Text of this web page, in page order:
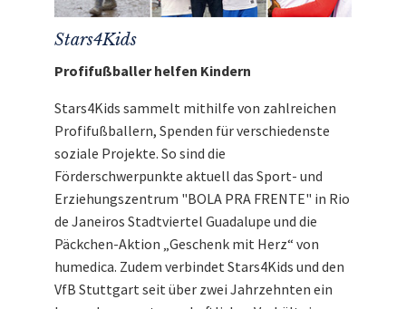
Stars4Kids
Profifußballer helfen Kindern
Stars4Kids sammelt mithilfe von zahlreichen
Profifußballern, Spenden für verschiedenste
soziale Projekte. So sind die
Förderschwerpunkte aktuell das Sport- und
Erziehungszentrum "BOLA PRA FRENTE" in Rio
de Janeiros Stadtviertel Guadalupe und die
Päckchen-Aktion „Geschenk mit Herz“ von
humedica. Zudem verbindet Stars4Kids und den
VfB Stuttgart seit über zwei Jahrzehnten ein